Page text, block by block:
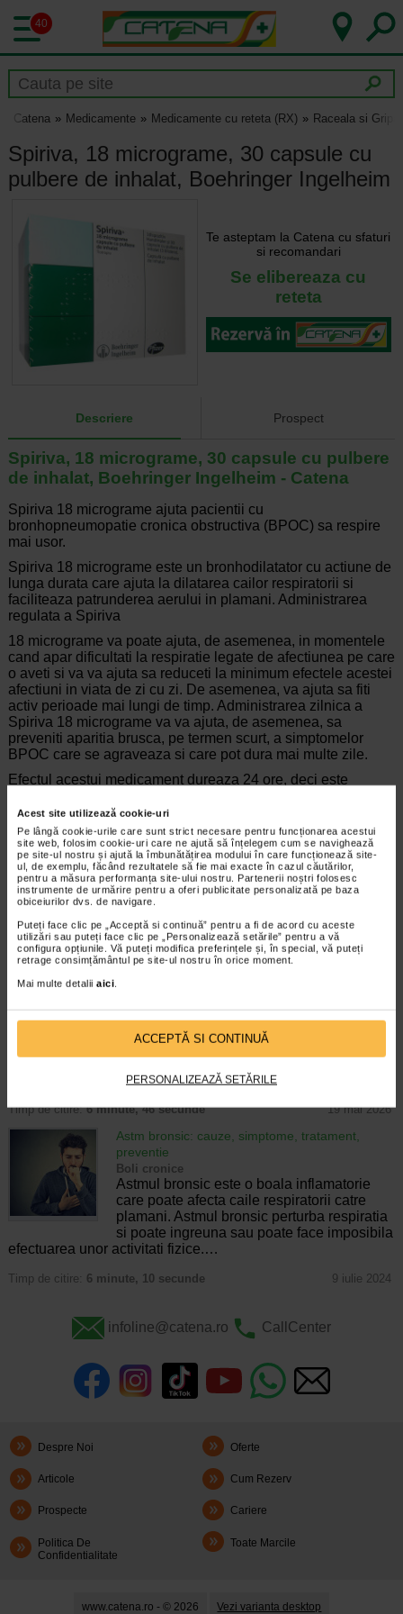
Acest site utilizează cookie-uri
Pe lângă cookie-urile care sunt strict necesare pentru funcționarea acestui
site web, folosim cookie-uri care ne ajută să înțelegem cum se navighează
pe site-ul nostru și ajută la îmbunătățirea modului în care funcționează site-
ul, de exemplu, făcând rezultatele să fie mai exacte în cazul căutărilor,
pentru a măsura performanța site-ului nostru. Partenerii noștri folosesc
instrumente de urmărire pentru a oferi publicitate personalizată pe baza
obiceiurilor dvs. de navigare.
Puteți face clic pe „Acceptă si continuă” pentru a fi de acord cu aceste
utilizări sau puteți face clic pe „Personalizează setările” pentru a vă
configura opțiunile. Vă puteți modifica preferințele și, în special, vă puteți
retrage consimțământul pe site-ul nostru în orice moment.
Mai multe detalii aici.
ACCEPTĂ SI CONTINUĂ
PERSONALIZEAZĂ SETĂRILE
40
Catena Medicamente Medicamente cu reteta (RX) Raceala si Gripa
Spiriva, 18 micrograme, 30 capsule cu
pulbere de inhalat, Boehringer Ingelheim
Te asteptam la Catena cu sfaturi
si recomandari
Se elibereaza cu
reteta
Descriere Prospect
Spiriva, 18 micrograme, 30 capsule cu pulbere
de inhalat, Boehringer Ingelheim - Catena
Spiriva 18 micrograme ajuta pacientii cu
bronhopneumopatie cronica obstructiva (BPOC) sa respire
mai usor.
Spiriva 18 micrograme este un bronhodilatator cu actiune de
lunga durata care ajuta la dilatarea cailor respiratorii si
faciliteaza patrunderea aerului in plamani. Administrarea
regulata a Spiriva
18 micrograme va poate ajuta, de asemenea, in momentele
cand apar dificultati la respiratie legate de afectiunea pe care
o aveti si va va ajuta sa reduceti la minimum efectele acestei
afectiuni in viata de zi cu zi. De asemenea, va ajuta sa fiti
activ perioade mai lungi de timp. Administrarea zilnica a
Spiriva 18 micrograme va va ajuta, de asemenea, sa
preveniti aparitia brusca, pe termen scurt, a simptomelor
BPOC care se agraveaza si care pot dura mai multe zile.
Efectul acestui medicament dureaza 24 ore, deci este
Producator: BOEHRINGER INGELHEIM
*Pentru pret te asteptam in cea mai apropiata farmacie Catena
ARTICOLE RECOMANDATE
Boala pulmonara obstructiva cronica (BPOC): ce
cauze are si cum se trateaza
Boala pulmonara obstructiva cronica
(BPOC) reprezinta, de fapt, un grup de
afectiuni: emfizemul pulmonar si bronsita
pulmonara obstructiva cronica poate avea una…
Timp de citire:6 minute, 46 secunde 19 mai 2026
Astm bronsic: cauze, simptome, tratament,
preventie
Boli cronice
Astmul bronsic este o boala inflamatorie
care poate afecta caile respiratorii catre
plamani. Astmul bronsic perturba respiratia
si poate ingreuna sau poate face imposibila
efectuarea unor activitati fizice.…
Timp de citire: 6 minute, 10 secunde 9 iulie 2024
infoline@catena.ro CallCenter
Despre Noi Oferte
Articole Cum Rezerv
Prospecte Cariere
Politica De
Confidentialitate
Toate Marcile
www.catena.ro - © 2026 Vezi varianta desktop